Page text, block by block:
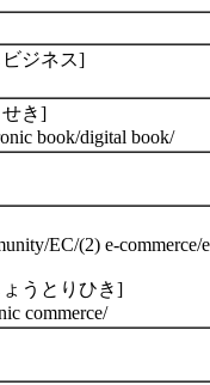
ジネス]
き]
book/digital book/
EC/(2) e-
うとりひき]
commerce/